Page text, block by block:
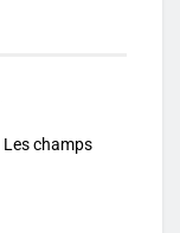
Les champs